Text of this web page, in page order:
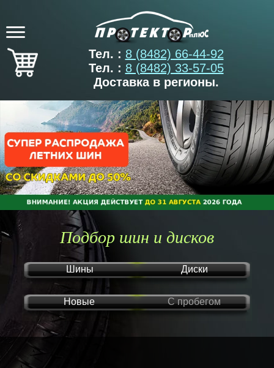
Тел. : 8 (8482) 66-44-92
Тел. : 8 (8482) 33-57-05
Доставка в регионы.
Подбор шин и дисков
Шины Диски
Новые С пробегом